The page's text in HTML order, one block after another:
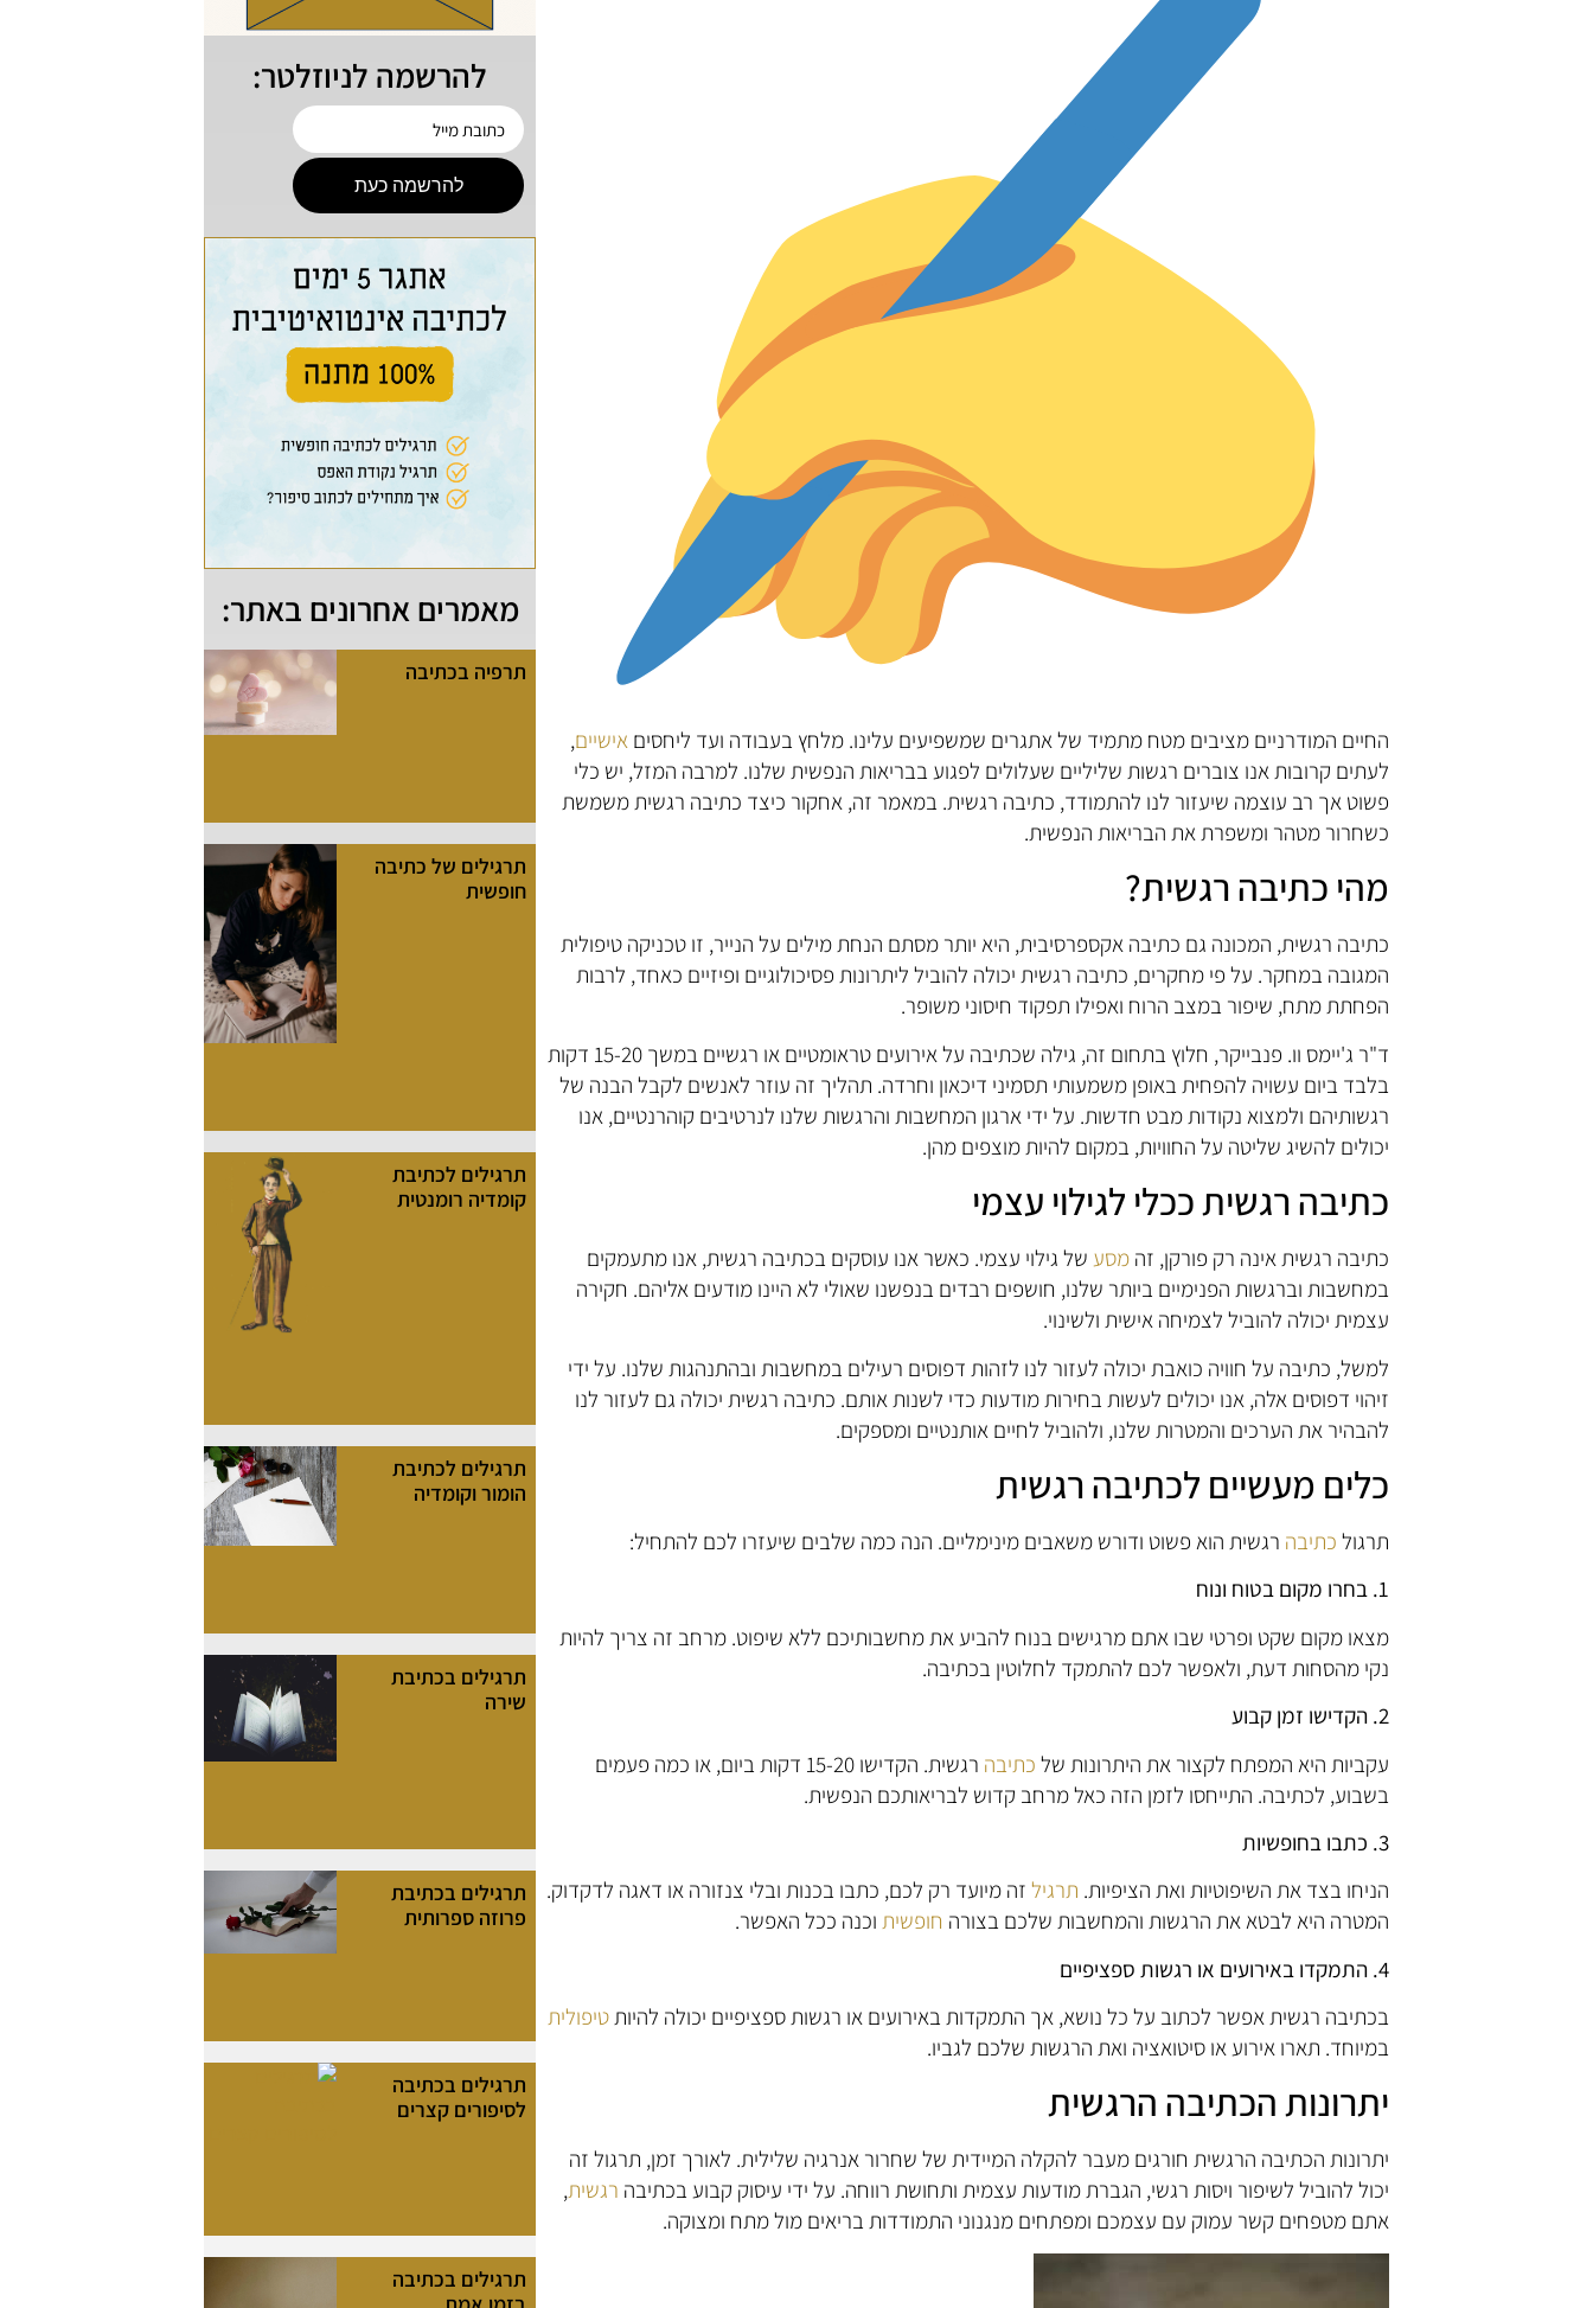
החיים המודרניים מציבים מטח מתמיד של אתגרים שמשפיעים עלינו. מלחץ בעבודה ועד ליחסים אישיים,
לעתים קרובות אנו צוברים רגשות שליליים שעלולים לפגוע בבריאות הנפשית שלנו. למרבה המזל, יש כלי
פשוט אך רב עוצמה שיעזור לנו להתמודד, כתיבה רגשית. במאמר זה, אחקור כיצד כתיבה רגשית משמשת
כשחרור מטהר ומשפרת את הבריאות הנפשית.
מהי כתיבה רגשית?
כתיבה רגשית, המכונה גם כתיבה אקספרסיבית, היא יותר מסתם הנחת מילים על הנייר, זו טכניקה טיפולית
המגובה במחקר. על פי מחקרים, כתיבה רגשית יכולה להוביל ליתרונות פסיכולוגיים ופיזיים כאחד, לרבות
הפחתת מתח, שיפור במצב הרוח ואפילו תפקוד חיסוני משופר.
ד"ר ג'יימס וו. פנבייקר, חלוץ בתחום זה, גילה שכתיבה על אירועים טראומטיים או רגשיים במשך 15-20 דקות
בלבד ביום עשויה להפחית באופן משמעותי תסמיני דיכאון וחרדה. תהליך זה עוזר לאנשים לקבל הבנה של
רגשותיהם ולמצוא נקודות מבט חדשות. על ידי ארגון המחשבות והרגשות שלנו לנרטיבים קוהרנטיים, אנו
יכולים להשיג שליטה על החוויות, במקום להיות מוצפים מהן.
כתיבה רגשית ככלי לגילוי עצמי
כתיבה רגשית אינה רק פורקן, זה מסע של גילוי עצמי. כאשר אנו עוסקים בכתיבה רגשית, אנו מתעמקים
במחשבות וברגשות הפנימיים ביותר שלנו, חושפים רבדים בנפשנו שאולי לא היינו מודעים אליהם. חקירה
עצמית יכולה להוביל לצמיחה אישית ולשינוי.
למשל, כתיבה על חוויה כואבת יכולה לעזור לנו לזהות דפוסים רעילים במחשבות ובהתנהגות שלנו. על ידי
זיהוי דפוסים אלה, אנו יכולים לעשות בחירות מודעות כדי לשנות אותם. כתיבה רגשית יכולה גם לעזור לנו
להבהיר את הערכים והמטרות שלנו, ולהוביל לחיים אותנטיים ומספקים.
כלים מעשיים לכתיבה רגשית
תרגול כתיבה רגשית הוא פשוט ודורש משאבים מינימליים. הנה כמה שלבים שיעזרו לכם להתחיל:
1. בחרו מקום בטוח ונוח
מצאו מקום שקט ופרטי שבו אתם מרגישים בנוח להביע את מחשבותיכם ללא שיפוט. מרחב זה צריך להיות
נקי מהסחות דעת, ולאפשר לכם להתמקד לחלוטין בכתיבה.
2. הקדישו זמן קבוע
עקביות היא המפתח לקצור את היתרונות של כתיבה
רגשית. הקדישו 15-20 דקות ביום, או כמה פעמים
בשבוע, לכתיבה. התייחסו לזמן הזה כאל מרחב קדוש לבריאותכם הנפשית.
3. כתבו בחופשיות
הניחו בצד את השיפוטיות ואת הציפיות. תרגיל זה מיועד רק לכם, כתבו בכנות ובלי צנזורה או דאגה לדקדוק.
המטרה היא לבטא את הרגשות והמחשבות שלכם בצורה חופשית וכנה ככל האפשר.
4. התמקדו באירועים או רגשות ספציפיים
בכתיבה רגשית אפשר לכתוב על כל נושא, אך התמקדות באירועים או רגשות ספציפיים יכולה להיותטיפולית
במיוחד. תארו אירוע או סיטואציה ואת הרגשות שלכם לגביו.
יתרונות הכתיבה הרגשית
יתרונות הכתיבה הרגשית חורגים מעבר להקלה המיידית של שחרור אנרגיה שלילית. לאורך זמן, תרגול זה
יכול להוביל לשיפור ויסות רגשי, הגברת מודעות עצמית ותחושת רווחה. על ידי עיסוק קבוע בכתיבה רגשית,
אתם מטפחים קשר עמוק עם עצמכם ומפתחים מנגנוני התמודדות בריאים מול מתח ומצוקה.
להרשמה לניוזלטר:
להרשמה כעת
מאמרים אחרונים באתר:
תרפיה בכתיבה
תרגילים של כתיבה
חופשית
תרגילים לכתיבת
קומדיה רומנטית
תרגילים לכתיבת
הומור וקומדיה
תרגילים בכתיבת
שירה
תרגילים בכתיבת
פרוזה ספרותית
תרגילים בכתיבה
לסיפורים קצרים
תרגילים בכתיבה